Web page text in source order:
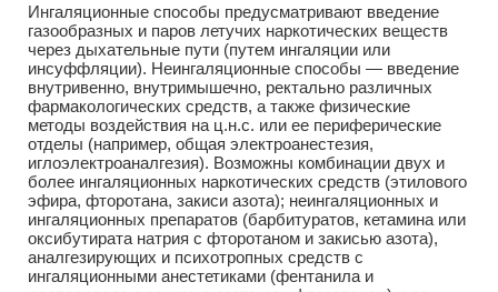
Ингаляционные способы предусматривают введение
газообразных и паров летучих наркотических веществ
через дыхательные пути (путем ингаляции или
инсуффляции). Неингаляционные способы — введение
внутривенно, внутримышечно, ректально различных
фармакологических средств, а также физические
методы воздействия на ц.н.с. или ее периферические
отделы (например, общая электроанестезия,
иглоэлектроаналгезия). Возможны комбинации двух и
более ингаляционных наркотических средств (этилового
эфира, фторотана, закиси азота); неингаляционных и
ингаляционных препаратов (барбитуратов, кетамина или
оксибутирата натрия с фторотаном и закисью азота),
аналгезирующих и психотропных средств с
ингаляционными анестетиками (фентанила и